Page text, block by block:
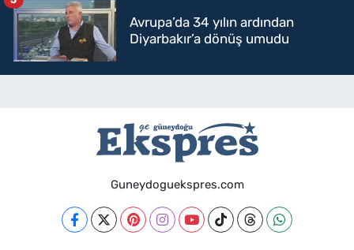
Avrupa’da 34 yılın ardından
Diyarbakır’a dönüş umudu
Guneydoguekspres.com